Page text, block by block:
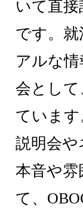
いて直
です。就
アルな
会として
ています
説明会
本音や雰
て、